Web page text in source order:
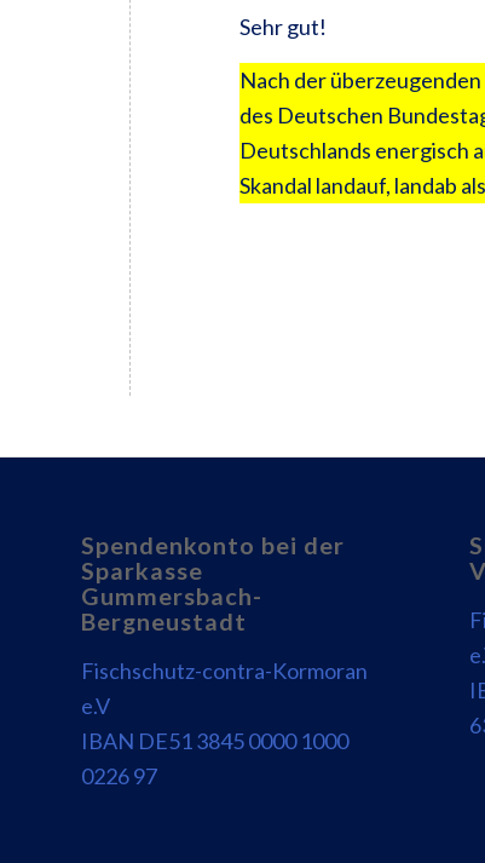
Sehr gut!
Nach der
des Deutschen
Deutschlands energisch
Skandal landauf, landab
Spendenkonto bei der
Sparkasse
Gummersbach-
Bergneustadt
Fischschutz-contra-Kormoran
e.V
IBAN DE51 3845 0000 1000
0226 97